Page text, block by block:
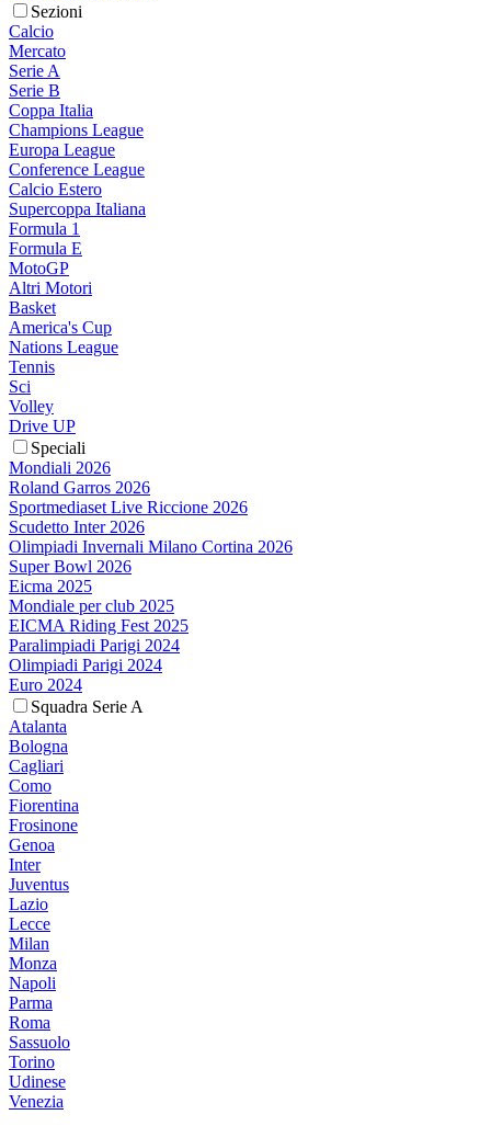
Sezioni
Calcio
Mercato
Serie A
Serie B
Coppa Italia
Champions League
Europa League
Conference League
Calcio Estero
Supercoppa Italiana
Formula 1
Formula E
MotoGP
Altri Motori
Basket
America's Cup
Nations League
Tennis
Sci
Volley
Drive UP
Speciali
Mondiali 2026
Roland Garros 2026
Sportmediaset Live Riccione 2026
Scudetto Inter 2026
Olimpiadi Invernali Milano Cortina 2026
Super Bowl 2026
Eicma 2025
Mondiale per club 2025
EICMA Riding Fest 2025
Paralimpiadi Parigi 2024
Olimpiadi Parigi 2024
Euro 2024
Squadra Serie A
Atalanta
Bologna
Cagliari
Como
Fiorentina
Frosinone
Genoa
Inter
Juventus
Lazio
Lecce
Milan
Monza
Napoli
Parma
Roma
Sassuolo
Torino
Udinese
Venezia